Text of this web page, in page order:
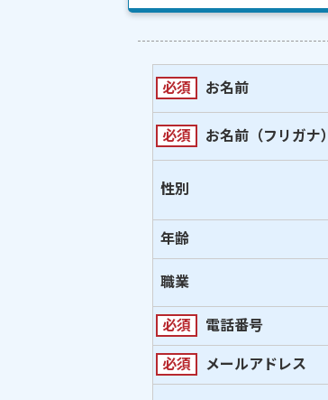
必須 お名前
必須 お名前（フリガナ）
性別
年齢
職業
必須 電話番号
必須 メールアドレス